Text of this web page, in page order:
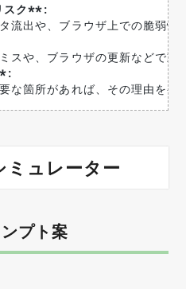
スク**:
流出や、ブラウザ上での脆弱
スや、ブラウザの更新などで
:
な箇所があれば、その理由を
ミュレーター
プト案